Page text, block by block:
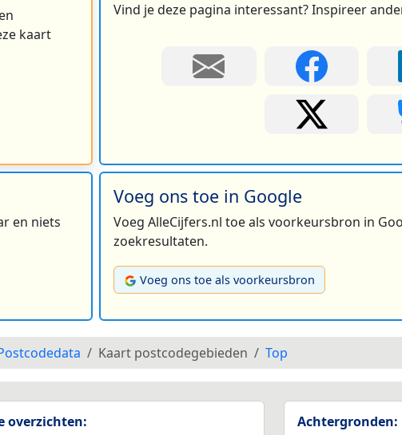
kaart
Vind je deze pagina interessant? Inspireer
en niets
Voeg ons toe in Google
Voeg AlleCijfers.nl toe als voorkeursbron in
zoekresultaten.
Voeg ons toe als voorkeursbron
Kaart postcodegebieden Top
overzichten:
Achtergronden: